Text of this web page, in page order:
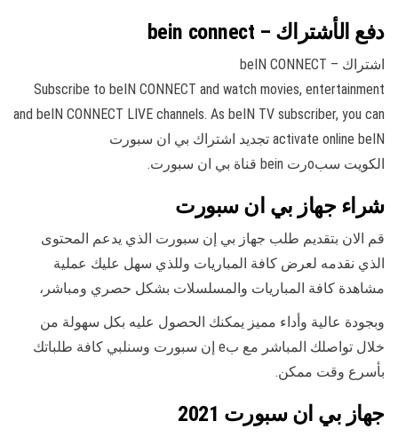
دفع الأشتراك – bein connect
اشتراك – beIN CONNECT
Subscribe to beIN CONNECT and watch movies, entertainment
and beIN CONNECT LIVE channels. As beIN TV subscriber, you can
activate online beIN تجديد اشتراك بي ان سبورت
الكويت سبoرت bein قناة بي ان سبورت.
شراء جهاز بي ان سبورت
قم الان بتقديم طلب جهاز بي إن سبورت الذي يدعم المحتوى
الذي نقدمه لعرض كافة المباريات وللذي سهل عليك عملية
مشاهدة كافة المباريات والمسلسلات بشكل حصري ومباشر،
وبجودة عالية وأداء مميز يمكنك الحصول عليه بكل سهولة من
خلال تواصلك المباشر مع بe إن سبورت وسنلبي كافة طلباتك
بأسرع وقت ممكن.
جهاز بي ان سبورت 2021